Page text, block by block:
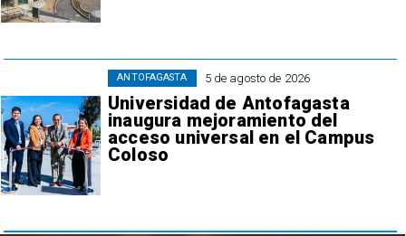
5 de agosto de 2026
Universidad de Antofagasta
inaugura mejoramiento del
acceso universal en el Campus
Coloso
ANTOFAGASTA